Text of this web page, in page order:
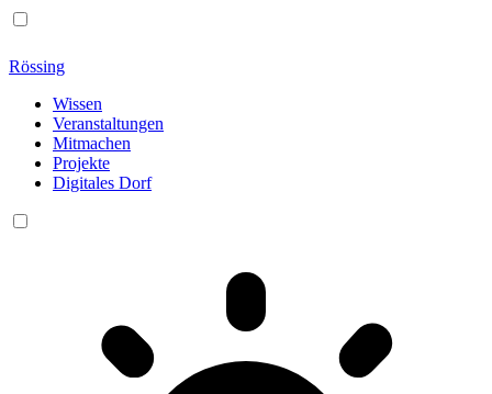
Rössing
Wissen
Veranstaltungen
Mitmachen
Projekte
Digitales Dorf